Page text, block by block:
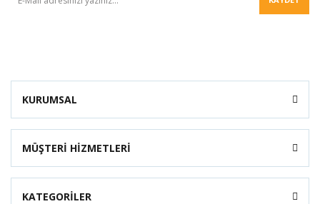
KURUMSAL
MÜŞTERİ HİZMETLERİ
KATEGORİLER